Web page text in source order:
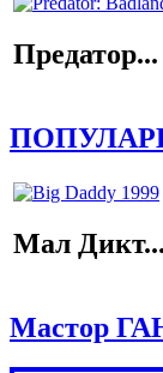
Предатор...
Мал Дикт...
Мастор